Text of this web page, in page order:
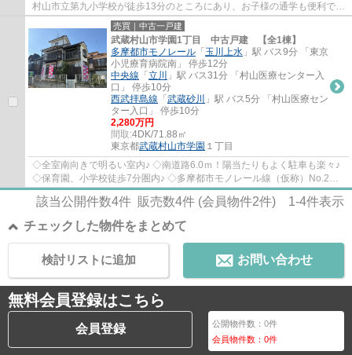
村山市立第九小学校が徒歩13分のところにあり、お子様の通学も便利で
す！建物面積は100.44㎡です！交通面を重視...
売買｜中古一戸建
武蔵村山市学園1丁目 中古戸建 【全1棟】
多摩都市モノレール 「 玉川上水 」駅 バス9分 「東京
小児療育病院南」 停歩12分
中央線 「 立川
」駅 バス31分 「村山医療センター入
口」 停歩10分
西武拝島線 「 武蔵砂川
」駅 バス5分 「村山医療セン
ター入口」 停歩10分
2,280万円
間取:4DK/71.88㎡
東京都武蔵村山市学園 １丁目
◇全室南向きで明るい室内♪ ◇南道路6.0ｍ！陽当たりもよく駐車も楽々♪
◇保育園、小学校徒歩7分圏内♪ ◇多摩都市モノレール線（仮称）No.2新
駅予定地まで徒歩約5分！ ◇約6帖の和室が2カ所...
該当公開件数4件 販売数4件 (会員物件2件) 1-4件表示
チェックした物件をまとめて
お問い合わせ
検討リストに追加
無料会員登録はこちら
会員登録 公開物件数：0件
会員物件数：0件